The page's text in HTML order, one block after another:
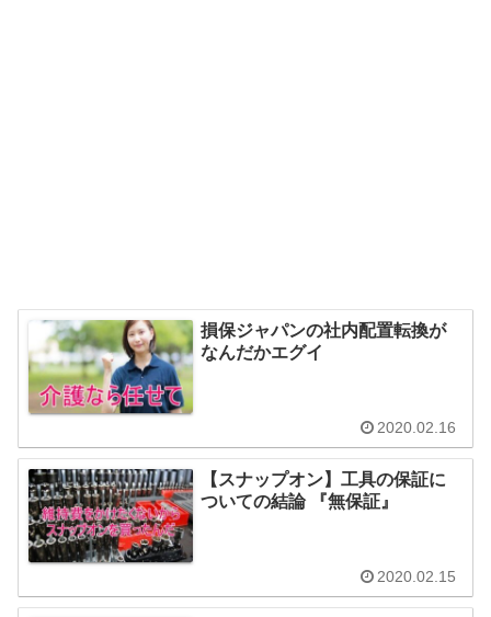
損保ジャパンの社内配置転換が
なんだかエグイ
2020.02.16
【スナップオン】工具の保証に
ついての結論 『無保証』
2020.02.15